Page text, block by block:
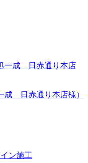
成 日赤通り本店様）